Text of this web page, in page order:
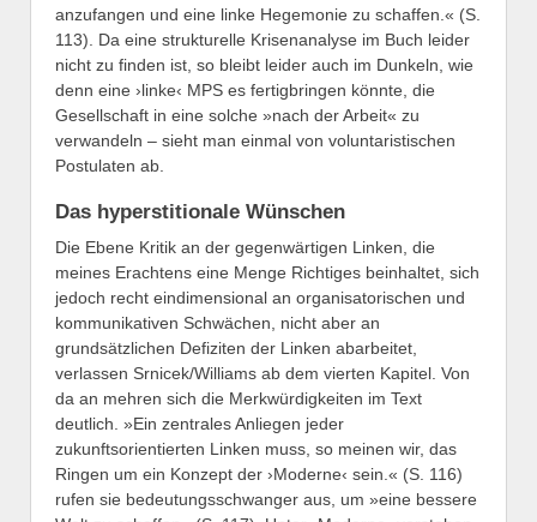
anzufangen und eine linke Hegemonie zu schaffen.« (S.
113). Da eine strukturelle Krisenanalyse im Buch leider
nicht zu finden ist, so bleibt leider auch im Dunkeln, wie
denn eine ›linke‹ MPS es fertigbringen könnte, die
Gesellschaft in eine solche »nach der Arbeit« zu
verwandeln – sieht man einmal von voluntaristischen
Postulaten ab.
Das hyperstitionale Wünschen
Die Ebene Kritik an der gegenwärtigen Linken, die
meines Erachtens eine Menge Richtiges beinhaltet, sich
jedoch recht eindimensional an organisatorischen und
kommunikativen Schwächen, nicht aber an
grundsätzlichen Defiziten der Linken abarbeitet,
verlassen Srnicek/Williams ab dem vierten Kapitel. Von
da an mehren sich die Merkwürdigkeiten im Text
deutlich. »Ein zentrales Anliegen jeder
zukunftsorientierten Linken muss, so meinen wir, das
Ringen um ein Konzept der ›Moderne‹ sein.« (S. 116)
rufen sie bedeutungsschwanger aus, um »eine bessere